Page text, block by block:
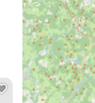
Ajouter cette